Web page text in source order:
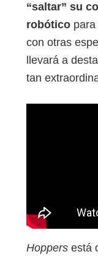
“saltar” su
robótico
con otras
llevará a
tan
Hoppers está